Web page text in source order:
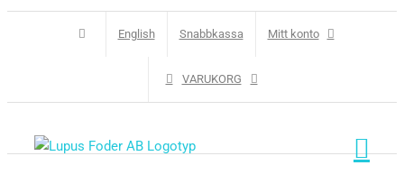
English Snabbkassa Mitt konto
VARUKORG